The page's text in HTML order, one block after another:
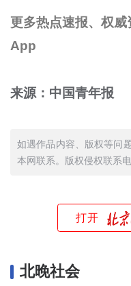
更多热点速报、权
App
来源：中国青年报
如遇作品内容、版权等问
本网联系。版权侵权联系
打开
北晚社会